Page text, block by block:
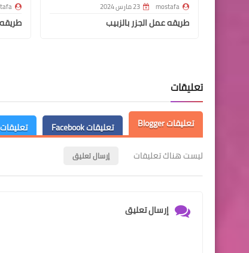
mostafa 23 مارس 2024
طريقه عمل الجزر بالزبيب
تعليقات
تعليقات Blogger تعليقات Facebook
تعليقات Disqus
ليست هناك تعليقات
إرسال تعليق
إرسال تعليق